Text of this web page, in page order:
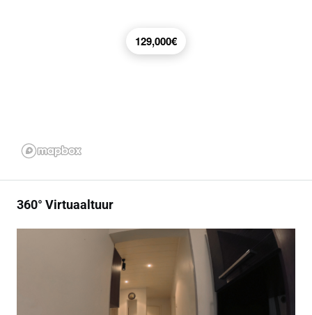
129,000€
360° Virtuaaltuur